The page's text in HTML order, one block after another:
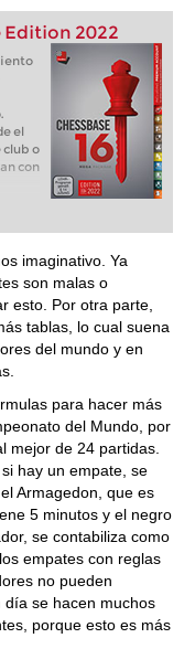
Edition 2022
el
club o
con
imaginativo. Ya
son malas o
esto. Por otra parte,
tablas, lo cual suena
del mundo y en
para hacer más
del Mundo, por
mejor de 24 partidas.
hay un empate, se
Armagedon, que es
5 minutos y el negro
se contabiliza como
empates con reglas
no pueden
se hacen muchos
porque esto es más